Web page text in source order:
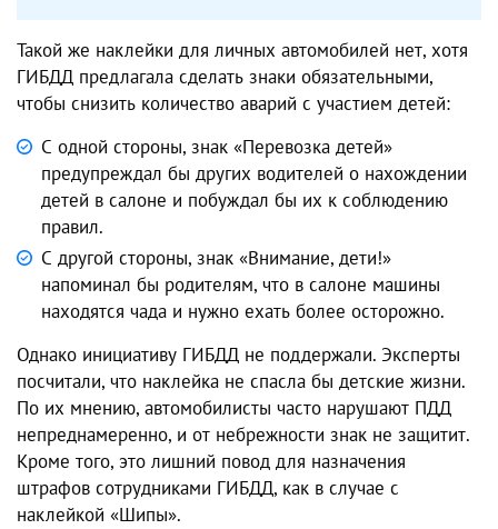
Такой же наклейки для личных автомобилей нет, хотя
ГИБДД предлагала сделать знаки обязательными,
чтобы снизить количество аварий с участием детей:
С одной стороны, знак «Перевозка детей»
предупреждал бы других водителей о нахождении
детей в салоне и побуждал бы их к соблюдению
правил.
С другой стороны, знак «Внимание, дети!»
напоминал бы родителям, что в салоне машины
находятся чада и нужно ехать более осторожно.
Однако инициативу ГИБДД не поддержали. Эксперты
посчитали, что наклейка не спасла бы детские жизни.
По их мнению, автомобилисты часто нарушают ПДД
непреднамеренно, и от небрежности знак не защитит.
Кроме того, это лишний повод для назначения
штрафов сотрудниками ГИБДД, как в случае с
наклейкой «Шипы».